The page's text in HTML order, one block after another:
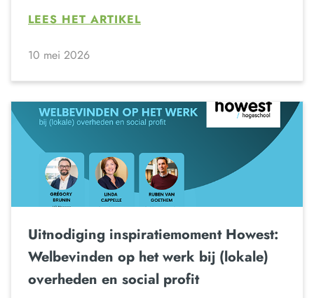
LEES HET ARTIKEL
10 mei 2026
Uitnodiging inspiratiemoment Howest:
Welbevinden op het werk bij (lokale)
overheden en social profit